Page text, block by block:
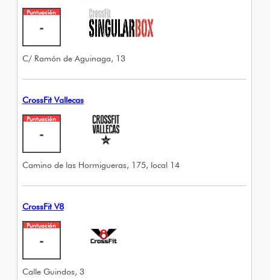
Puntuación
-
C/ Ramón de Aguinaga, 13
CrossFit Vallecas
Puntuación
-
Camino de las Hormigueras, 175, local 14
CrossFit V8
Puntuación
-
Calle Guindos, 3